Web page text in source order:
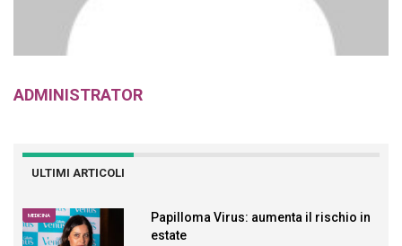
ADMINISTRATOR
ULTIMI ARTICOLI
MEDICINA
Papilloma Virus: aumenta il rischio in
estate